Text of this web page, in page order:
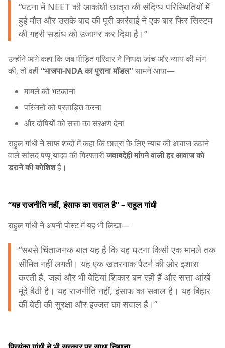
“पटना में NEET की आकांक्षी छात्रा की संदिग्ध परिस्थितियों में
हुई मौत और उसके बाद की पूरी कार्रवाई ने एक बार फिर सिस्टम
की गहरी सड़ांध को उजागर कर दिया है।”
उन्होंने आगे कहा कि जब पीड़ित परिवार ने निष्पक्ष जांच और न्याय की मांग
की, तो वही“भाजपा-NDA का पुराना मॉडल”सामने आया—
मामले को भटकाना
परिजनों को प्रताड़ित करना
और दोषियों को सत्ता का संरक्षण देना
राहुल गांधी ने साफ शब्दों में कहा कि छात्रा के लिए न्याय की आवाज उठाने
वाले सांसद पप्पू यादव की गिरफ्तारीजवाबदेही मांगने वाली हर आवाज को
डराने की कोशिशहै।
“यह राजनीति नहीं, इंसाफ का सवाल है” – राहुल गांधी
राहुल गांधी ने अपनी पोस्ट में यह भी लिखा—
“सबसे चिंताजनक बात यह है कि यह घटना किसी एक मामले तक
सीमित नहीं लगती। यह एक खतरनाक पैटर्न की ओर इशारा
करती है, जहां और भी बेटियां शिकार बन रही हैं और सत्ता आंखें
मूंदे बैठी है। यह राजनीति नहीं, इंसाफ का सवाल है। यह बिहार
की बेटी की सुरक्षा और इज्जत का सवाल है।”